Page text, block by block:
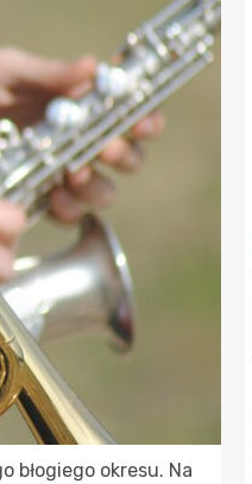
błogiego okresu. Na